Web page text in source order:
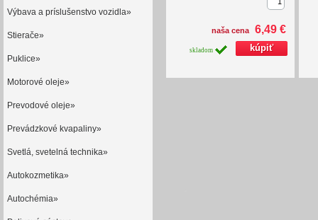
Výbava a príslušenstvo vozidla»
Stierače»
Puklice»
Motorové oleje»
Prevodové oleje»
Prevádzkové kvapaliny»
Svetlá, svetelná technika»
Autokozmetika»
Autochémia»
naša cena 6,49 €
skladom